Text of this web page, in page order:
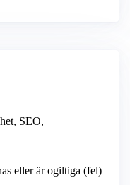
SEO,
eller är ogiltiga (fel)